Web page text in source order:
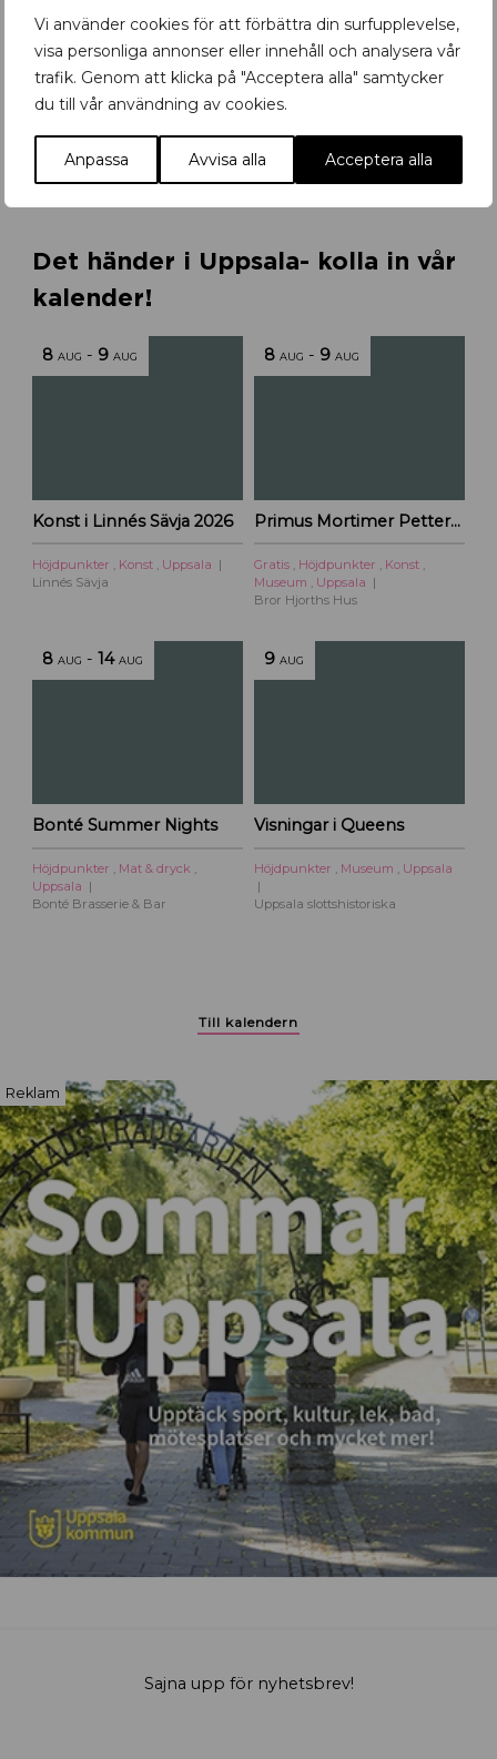
Vi använder cookies för att förbättra din surfupplevelse,
visa personliga annonser eller innehåll och analysera vår
trafik. Genom att klicka på "Acceptera alla" samtycker
du till vår användning av cookies.
Anpassa Avvisa alla Acceptera alla
a
R
e
r
ö
b
l
r
t
l
i
t
Det händer i Uppsala- kolla in vår
kalender!
8 AUG - 9 AUG
Konst i Linnés Sävja 2026
Höjdpunkter , Konst , Uppsala
Linnés Sävja
8 AUG - 9 AUG
Primus Mortimer Pettersson
Gratis , Höjdpunkter , Konst ,
Museum , Uppsala
Bror Hjorths Hus
8 AUG -14 AUG
Bonté Summer Nights
Höjdpunkter , Mat & dryck ,
Uppsala
Bonté Brasserie & Bar
9 AUG
Visningar i Queens
Höjdpunkter , Museum , Uppsala
Uppsala slottshistoriska
Till kalendern
Reklam
Sajna upp för nyhetsbrev!